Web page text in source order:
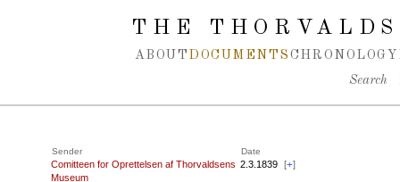
Spring navigation over
THE
ABOUT DOCUMENTS CHRONOLOGY
Search
Sender Date
Comitteen for Oprettelsen af Thorvaldsens
Museum
2.3.1839 [+]